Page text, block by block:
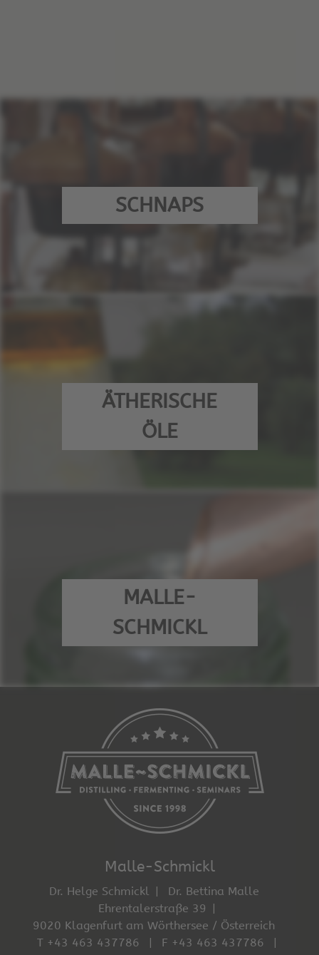
SCHNAPS
ÄTHERISCHE
ÖLE
MALLE-
SCHMICKL
Malle-Schmickl
Dr. Helge Schmickl
Dr. Bettina Malle
Ehrentalerstraße 39
9020 Klagenfurt am Wörthersee / Österreich
T +43 463 437786
F +43 463 437786